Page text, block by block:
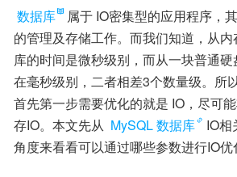
数据库
属于 IO密集型的应用程序，
的管理及存储工作。而我们知道，从
库的时间是微秒级别，而从一块普通
在毫秒级别，二者相差3个数量级。所
首先第一步需要优化的就是 IO，尽可
存IO。本文先从 MySQL 数据库
IO相
角度来看看可以通过哪些参数进行IO优